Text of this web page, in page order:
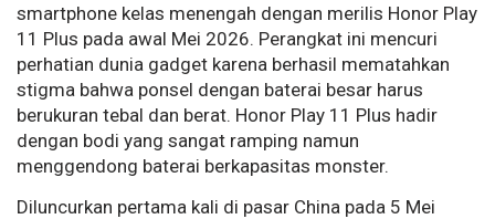
smartphone kelas menengah dengan merilis Honor Play
11 Plus pada awal Mei 2026. Perangkat ini mencuri
perhatian dunia gadget karena berhasil mematahkan
stigma bahwa ponsel dengan baterai besar harus
berukuran tebal dan berat. Honor Play 11 Plus hadir
dengan bodi yang sangat ramping namun
menggendong baterai berkapasitas monster.
Diluncurkan pertama kali di pasar China pada 5 Mei